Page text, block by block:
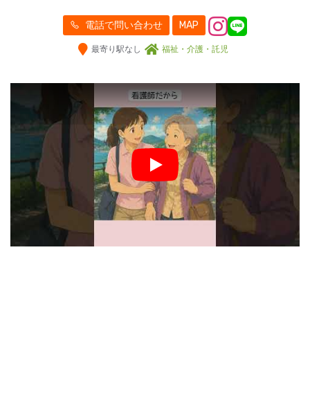
電話で問い合わせ MAP
最寄り駅なし 福祉・介護・託児
Play